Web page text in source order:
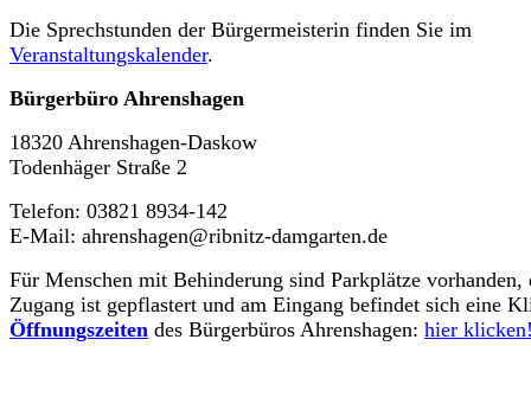
Die Sprechstunden der Bürgermeisterin finden Sie im
Veranstaltungskalender.
Bürgerbüro Ahrenshagen
18320 Ahrenshagen-Daskow
Todenhäger Straße 2
Telefon: 03821 8934-142
E-Mail: ahrenshagen@ribnitz-damgarten.de
Für Menschen mit Behinderung sind Parkplätze vorhanden,
Zugang ist gepflastert und am Eingang befindet sich eine
Öffnungszeiten des Bürgerbüros Ahrenshagen: hier